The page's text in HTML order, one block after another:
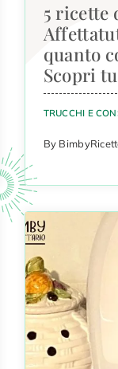
5 ricette
quanto
Scopri
TRUCCHI E
By